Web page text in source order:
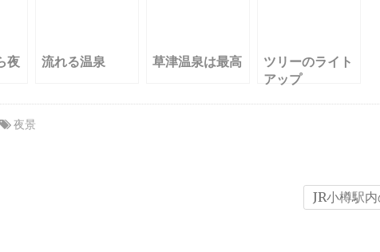
夜
流れる温泉 草津温泉は最高
ツリーのライト
アップ
夜景
JR小樽駅